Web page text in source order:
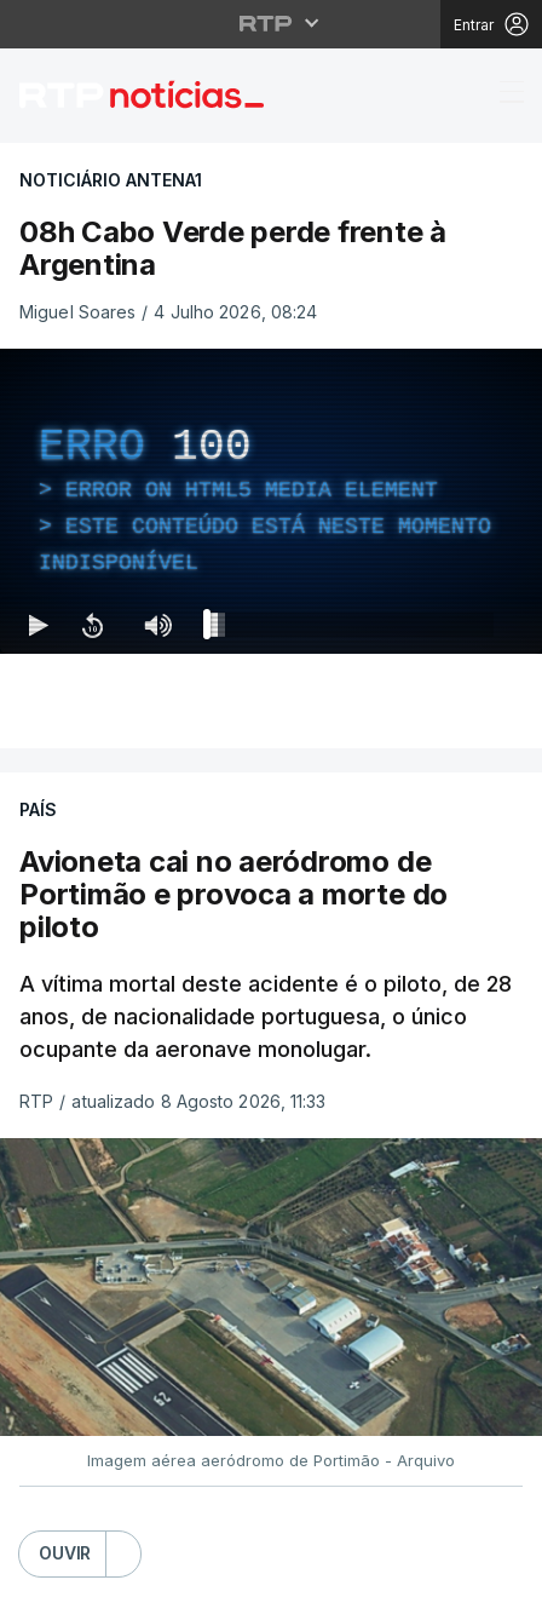
Entrar
08h Cabo Verde
NOTICIÁRIO ANTENA1
08h Cabo Verde perde frente à
Argentina
Miguel Soares / 4 Julho 2026, 08:24
ERRO 100
ERROR ON HTML5 MEDIA ELEMENT
ESTE CONTEÚDO ESTÁ NESTE MOMENTO
INDISPONÍVEL
PAÍS
Avioneta cai no aeródromo de
Portimão e provoca a morte do
piloto
A vítima mortal deste acidente é o piloto, de 28
anos, de nacionalidade portuguesa, o único
ocupante da aeronave monolugar.
RTP / atualizado 8 Agosto 2026, 11:33
Imagem aérea aeródromo de Portimão - Arquivo
OUVIR